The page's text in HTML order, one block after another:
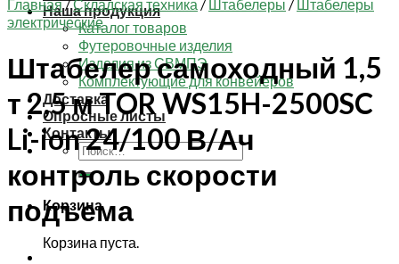
Наша продукция
Каталог товаров
Футеровочные изделия
Изделия из СВМПЭ
Комплектующие для конвейеров
Доставка
Опросные листы
Контакты
Искать:
Корзина
Корзина пуста.
Главная/Складская техника / Штабелеры / Штабелеры
электрические
Штабелер самоходный 1,5
т 2,5 м TOR WS15H-2500SC
Li-ion 24/100 В/Ач
контроль скорости
подъема